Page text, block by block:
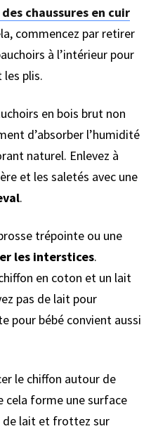
chaussures en cuir
commencez par retirer
à l’intérieur pour
plis.
en bois brut non
d’absorber l’humidité
naturel. Enlevez à
et les saletés avec une
.
trépointe ou une
les interstices.
en coton et un lait
pas de lait pour
pour bébé convient aussi
le chiffon autour de
cela forme une surface
de lait et frottez sur